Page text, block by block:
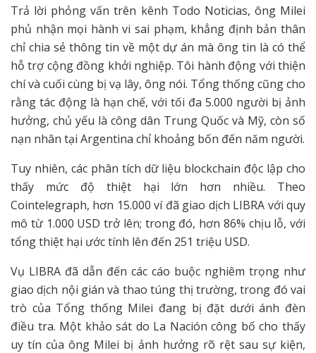
Trả lời phỏng vấn trên kênh Todo Noticias, ông Milei
phủ nhận mọi hành vi sai phạm, khẳng định bản thân
chỉ chia sẻ thông tin về một dự án mà ông tin là có thể
hỗ trợ cộng đồng khởi nghiệp. Tôi hành động với thiện
chí và cuối cùng bị vạ lây, ông nói. Tổng thống cũng cho
rằng tác động là hạn chế, với tối đa 5.000 người bị ảnh
hưởng, chủ yếu là công dân Trung Quốc và Mỹ, còn số
nạn nhân tại Argentina chỉ khoảng bốn đến năm người.
Tuy nhiên, các phân tích dữ liệu blockchain độc lập cho
thấy mức độ thiệt hại lớn hơn nhiều. Theo
Cointelegraph, hơn 15.000 ví đã giao dịch LIBRA với quy
mô từ 1.000 USD trở lên; trong đó, hơn 86% chịu lỗ, với
tổng thiệt hại ước tính lên đến 251 triệu USD.
Vụ LIBRA đã dẫn đến các cáo buộc nghiêm trọng như
giao dịch nội gián và thao túng thị trường, trong đó vai
trò của Tổng thống Milei đang bị đặt dưới ánh đèn
điều tra. Một khảo sát do La Nación công bố cho thấy
uy tín của ông Milei bị ảnh hưởng rõ rệt sau sự kiện,